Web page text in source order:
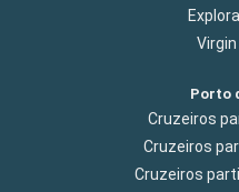
Porto
Cruzeiros
Cruzeiros
Cruzeiros